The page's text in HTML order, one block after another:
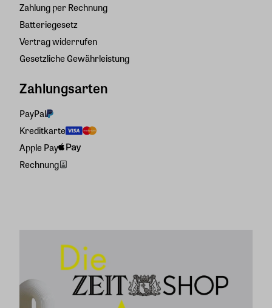
Zahlung per Rechnung
Batteriegesetz
Vertrag widerrufen
Gesetzliche Gewährleistung
Zahlungsarten
PayPal
Kreditkarte
Apple Pay
Rechnung